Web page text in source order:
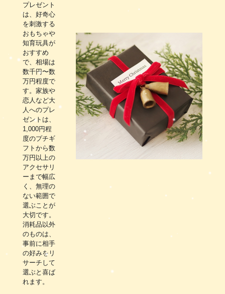
プレゼント
は、好奇心
を刺激する
おもちゃや
知育玩具が
おすすめ
で、相場は
数千円〜数
万円程度で
す。家族や
恋人など大
人へのプレ
ゼントは、
1,000円程
度のプチギ
フトから数
万円以上の
アクセサリ
ーまで幅広
く、無理の
ない範囲で
選ぶことが
大切です。
消耗品以外
のものは、
事前に相手
の好みをリ
サーチして
選ぶと喜ば
れます。